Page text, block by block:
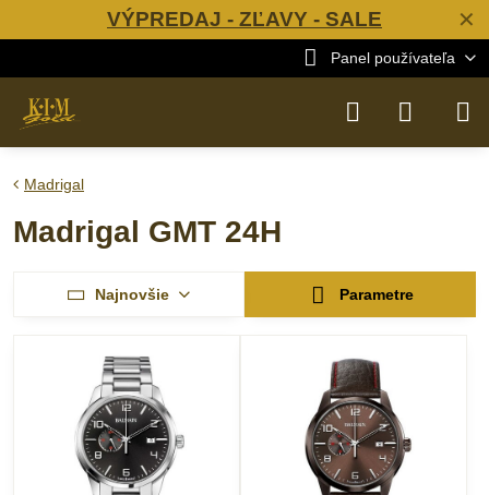
✕
VÝPREDAJ - ZĽAVY - SALE
Panel používateľa
Madrigal
Madrigal GMT 24H
Najnovšie Parametre